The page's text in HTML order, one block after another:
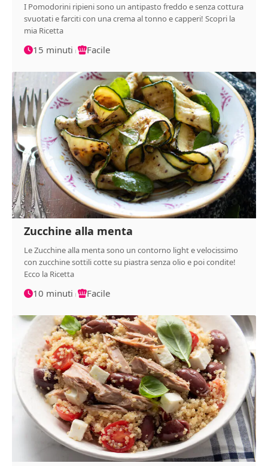
I Pomodorini ripieni sono un antipasto freddo e senza cottura
svuotati e farciti con una crema al tonno e capperi! Scopri la
mia Ricetta
15 minuti Facile
Zucchine alla menta
Le Zucchine alla menta sono un contorno light e velocissimo
con zucchine sottili cotte su piastra senza olio e poi condite!
Ecco la Ricetta
10 minuti Facile